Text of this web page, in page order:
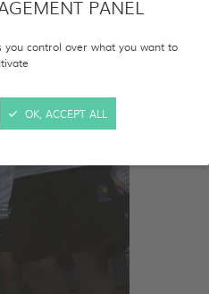
PANEL
you control over what you want to
OK, ACCEPT ALL